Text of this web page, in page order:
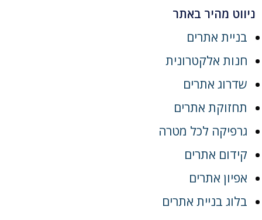
ניווט מהיר באתר
בניית אתרים
חנות אלקטרונית
שדרוג אתרים
תחזוקת אתרים
גרפיקה לכל מטרה
קידום אתרים
אפיון אתרים
בלוג בניית אתרים